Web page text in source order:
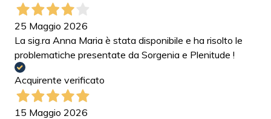
25 Maggio 2026
La sig.ra Anna Maria è stata disponibile e ha risolto le
problematiche presentate da Sorgenia e Plenitude !
Acquirente verificato
15 Maggio 2026